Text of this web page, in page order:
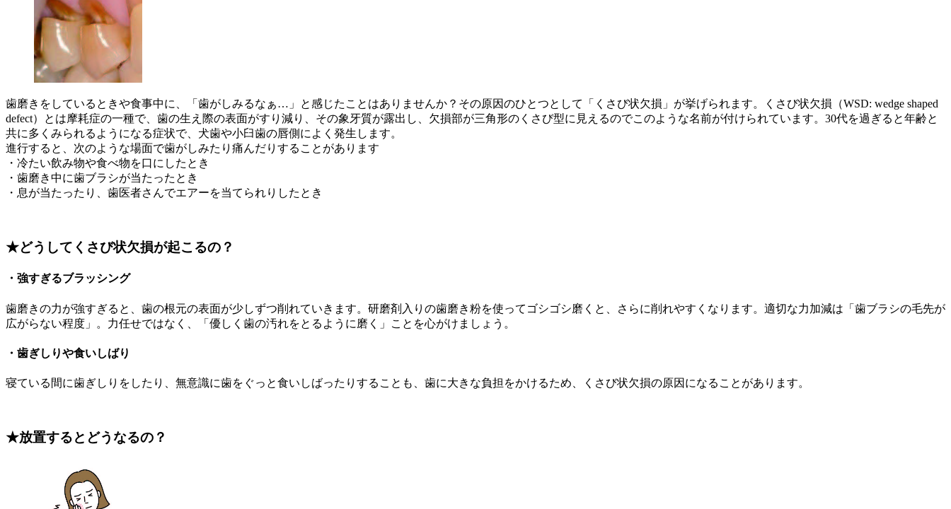
歯磨きをしているときや食事中に、「歯がしみるなぁ…」と感じたことはありませんか？その原因のひとつとして「くさび状欠損」が挙げられます。くさび状欠損（WSD: wedge shaped
defect）とは摩耗症の一種で、歯の生え際の表面がすり減り、その象牙質が露出し、欠損部が三角形のくさび型に見えるのでこのような名前が付けられています。30代を過ぎると年齢と
共に多くみられるようになる症状で、犬歯や小臼歯の唇側によく発生します。
進行すると、次のような場面で歯がしみたり痛んだりすることがあります
・冷たい飲み物や食べ物を口にしたとき
・歯磨き中に歯ブラシが当たったとき
・息が当たったり、歯医者さんでエアーを当てられりしたとき
★どうしてくさび状欠損が起こるの？
・強すぎるブラッシング
歯磨きの力が強すぎると、歯の根元の表面が少しずつ削れていきます。研磨剤入りの歯磨き粉を使ってゴシゴシ磨くと、さらに削れやすくなります。適切な力加減は「歯ブラシの毛先が
広がらない程度」。力任せではなく、「優しく歯の汚れをとるように磨く」ことを心がけましょう。
・歯ぎしりや食いしばり
寝ている間に歯ぎしりをしたり、無意識に歯をぐっと食いしばったりすることも、歯に大きな負担をかけるため、くさび状欠損の原因になることがあります。
★放置するとどうなるの？